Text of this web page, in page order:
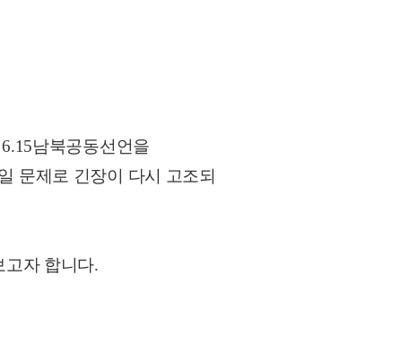
남북공동선언을
문제로 긴장이 다시 고조되
고자 합니다.